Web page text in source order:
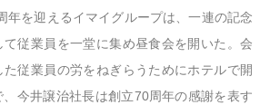
年を迎えるイマイグループは、一連の記念
従業員を一堂に集め昼食会を開いた。会
従業員の労をねぎらうためにホテルで開
今井譲治社長は創立70周年の感謝を表す